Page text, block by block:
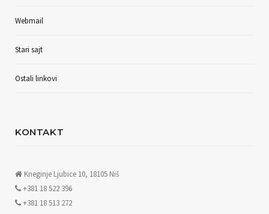
Webmail
Stari sajt
Ostali linkovi
KONTAKT
Kneginje Ljubice 10, 18105 Niš
+381 18 522 396
+381 18 513 272